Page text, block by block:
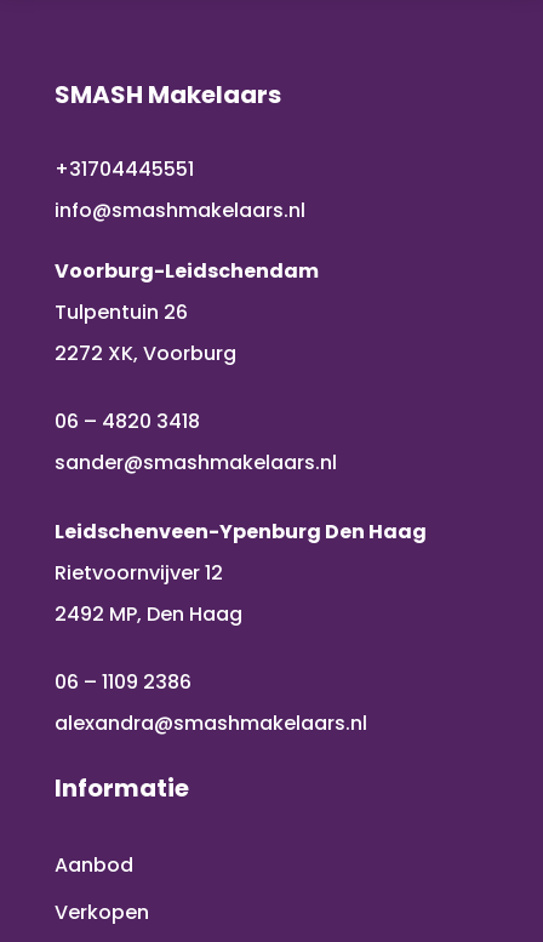
SMASH Makelaars
+31704445551
info@smashmakelaars.nl
Voorburg-Leidschendam
Tulpentuin 26
2272 XK, Voorburg
06 – 4820 3418
sander@smashmakelaars.nl
Leidschenveen-Ypenburg Den Haag
Rietvoornvijver 12
2492 MP, Den Haag
06 – 1109 2386
alexandra@smashmakelaars.nl
Informatie
Aanbod
Verkopen